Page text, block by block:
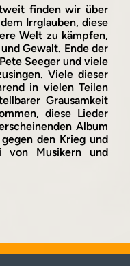
finden wir über
Irrglauben, diese
Welt zu kämpfen,
Gewalt. Ende der
Seeger und viele
Viele dieser
in vielen Teilen
Grausamkeit
diese Lieder
Album
den Krieg und
von Musikern und